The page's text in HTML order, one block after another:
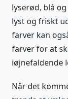
lyserød, blå
lyst og friskt
farver kan
farver for at
iøjnefaldende
Når det